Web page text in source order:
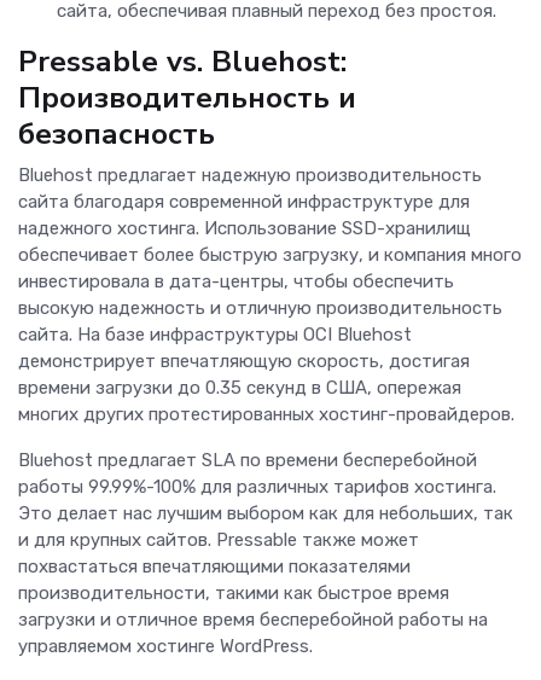
сайта, обеспечивая плавный переход без простоя.
Pressable vs. Bluehost:
Производительность и
безопасность
Bluehost предлагает надежную производительность
сайта благодаря современной инфраструктуре для
надежного хостинга. Использование SSD-хранилищ
обеспечивает более быструю загрузку, и компания много
инвестировала в дата-центры, чтобы обеспечить
высокую надежность и отличную производительность
сайта. На базе инфраструктуры OCI Bluehost
демонстрирует впечатляющую скорость, достигая
времени загрузки до 0.35 секунд в США, опережая
многих других протестированных хостинг-провайдеров.
Bluehost предлагает SLA по времени бесперебойной
работы 99.99%-100% для различных тарифов хостинга.
Это делает нас лучшим выбором как для небольших, так
и для крупных сайтов. Pressable также может
похвастаться впечатляющими показателями
производительности, такими как быстрое время
загрузки и отличное время бесперебойной работы на
управляемом хостинге WordPress.